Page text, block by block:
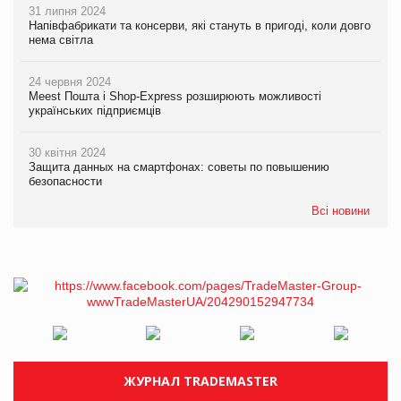
31 липня 2024
Напівфабрикати та консерви, які стануть в пригоді, коли довго
нема світла
24 червня 2024
Meest Пошта і Shop-Express розширюють можливості
українських підприємців
30 квітня 2024
Защита данных на смартфонах: советы по повышению
безопасности
Всі новини
ЖУРНАЛ TRADEMASTER